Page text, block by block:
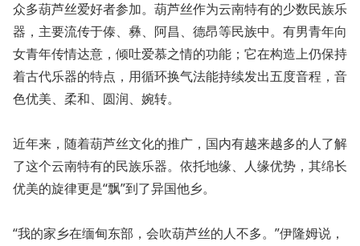
众多葫芦丝爱好者参加。葫芦丝作为云南特有的少数民族乐
器，主要流传于傣、彝、阿昌、德昂等民族中。有男青年向
女青年传情达意，倾吐爱慕之情的功能；它在构造上仍保持
着古代乐器的特点，用循环换气法能持续发出五度音程，音
色优美、柔和、圆润、婉转。
近年来，随着葫芦丝文化的推广，国内有越来越多的人了解
了这个云南特有的民族乐器。依托地缘、人缘优势，其绵长
优美的旋律更是“飘”到了异国他乡。
“我的家乡在缅甸东部，会吹葫芦丝的人不多。”伊隆姆说，